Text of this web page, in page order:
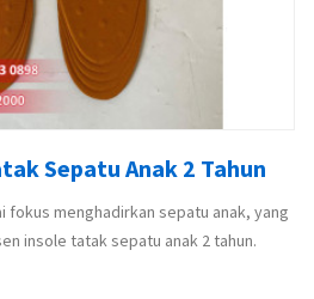
Sepatu Anak 2 Tahun
fokus menghadirkan sepatu anak, yang
insole tatak sepatu anak 2 tahun.